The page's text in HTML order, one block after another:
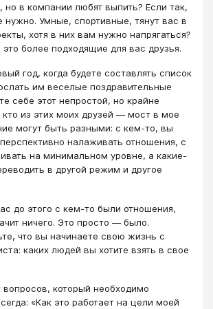
но в компании любят выпить? Если так,
нужно. Умные, спортивные, тянут вас в
хотя в них вам нужно напрягаться?
более подходящие для вас друзья.
год, когда будете составлять список
им веселые поздравительные
себе этот непростой, но крайне
из этих моих друзей — мост в мое
могут быть разными: с кем-то, вы
налаживать отношения, с
на минимальном уровне, а какие-
в другой режим и другое
до этого с кем-то были отношения,
ничего. Это просто — было.
что вы начинаете свою жизнь с
каких людей вы хотите взять в свое
который необходимо
«Как это работает на цели моей